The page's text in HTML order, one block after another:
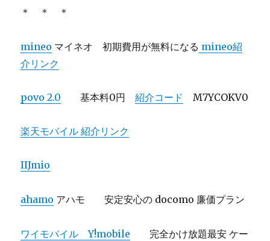
＊ ＊ ＊
mineo マイネオ 初期費用が無料になる mineo紹
介リンク
povo 2.0 基本料0円紹介コード M7YCOKV0
楽天モバイル 紹介リンク
IIJmio
ahamo アハモ 安定安心の docomo 廉価プラン
ワイモバイル Y!mobile 完全かけ放題最安 ケー